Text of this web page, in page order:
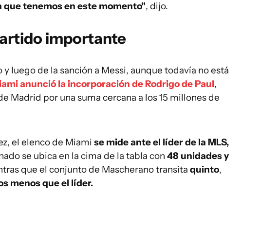
que tenemos en este momento", dijo.
importante
luego de la sanción a Messi, aunque todavía no está
anunció la incorporación de Rodrigo de Paul,
Madrid por una suma cercana a los 15 millones de
el elenco de Miami se mide ante el líder de la MLS,
se ubica en la cima de la tabla con 48 unidades y
que el conjunto de Mascherano transita quinto,
menos que el líder.